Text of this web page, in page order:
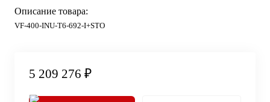
Описание товара:
VF-400-INU-T6-692-I+STO
5 209 276 ₽